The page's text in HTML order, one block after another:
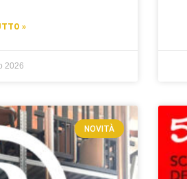
»
2026
NOVITÀ